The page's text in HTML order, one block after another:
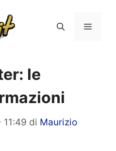
Menu
le
11:49 di Maurizio